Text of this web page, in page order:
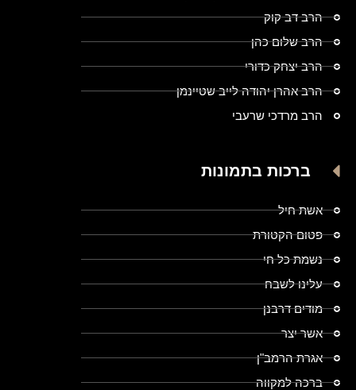
הרב דב קוק
הרב שלום כהן
הרב יצחק כדורי
הרב אהרן יהודה לייב שטיינמן
הרב מרדכי שרעבי
ברכות בתמונות
אשת חיל
פטום הקטורת
נשמת כל חי
עלינו לשבח
מודים דרבנן
אשר יצר
אגרת הרמב"ן
ברכה למקווה